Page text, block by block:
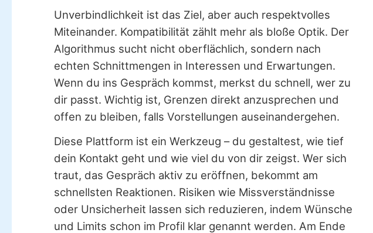
Unverbindlichkeit ist das Ziel, aber auch respektvolles
Miteinander. Kompatibilität zählt mehr als bloße Optik. Der
Algorithmus sucht nicht oberflächlich, sondern nach
echten Schnittmengen in Interessen und Erwartungen.
Wenn du ins Gespräch kommst, merkst du schnell, wer zu
dir passt. Wichtig ist, Grenzen direkt anzusprechen und
offen zu bleiben, falls Vorstellungen auseinandergehen.
Diese Plattform ist ein Werkzeug – du gestaltest, wie tief
dein Kontakt geht und wie viel du von dir zeigst. Wer sich
traut, das Gespräch aktiv zu eröffnen, bekommt am
schnellsten Reaktionen. Risiken wie Missverständnisse
oder Unsicherheit lassen sich reduzieren, indem Wünsche
und Limits schon im Profil klar genannt werden. Am Ende